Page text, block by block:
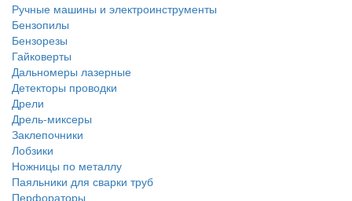
Ручные машины и электроинструменты
Бензопилы
Бензорезы
Гайковерты
Дальномеры лазерные
Детекторы проводки
Дрели
Дрель-миксеры
Заклепочники
Лобзики
Ножницы по металлу
Паяльники для сварки труб
Перфораторы